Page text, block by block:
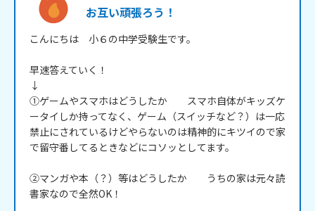
お互い頑張ろう！
こんにちは　小６の中学受験生です。
早速答えていく！
↓
①ゲームやスマホはどうしたか　　スマホ自体がキッズケ
ータイしか持ってなく、ゲーム（スイッチなど？）は一応
禁止にされているけどやらないのは精神的にキツイので家
で留守番してるときなどにコソッとしてます。
②マンガや本（？）等はどうしたか　　うちの家は元々読
書家なので全然OK！